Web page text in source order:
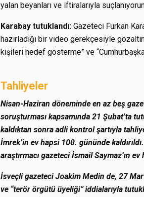
yalan beyanları ve iftiralarıyla
Karabay tutuklandı: Gazeteci Furkan
hazırladığı bir video gerekçesiyle
kişileri hedef gösterme” ve
Tahliyeler
Nisan-Haziran döneminde en az beş
soruşturması kapsamında 21 Şubat’ta
kaldıktan sonra adli kontrol şartıyla
İmrek’in ev hapsi 100. gününde
araştırmacı gazeteci İsmail Saymaz’ın
İsveçli gazeteci Joakim Medin de, 27
ve “terör örgütü üyeliği” iddialarıyla